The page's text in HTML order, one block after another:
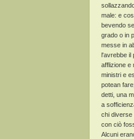
male: e
bevendo
grado o in
messe in
l'avrebbe il
afflizione e
ministri e
potean
detti, una
a
chi diverse
con ciò
Alcuni